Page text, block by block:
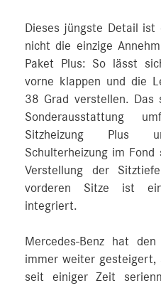
Dieses jüngste Detail
nicht die einzige
Paket Plus: So lässt
vorne klappen und die
38 Grad verstellen. Das
Sonderausstattung
Sitzheizung Plus
Schulterheizung im
Verstellung der
vorderen Sitze ist
integriert.
Mercedes‑Benz hat
immer weiter gesteigert,
seit einiger Zeit